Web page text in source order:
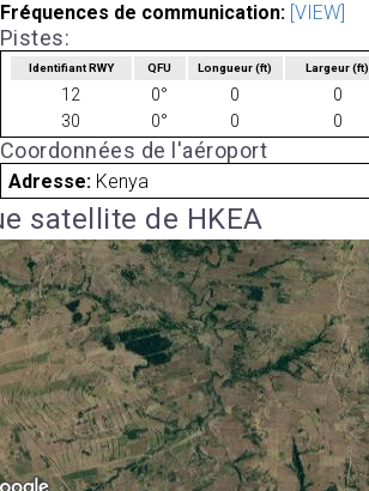
Fréquences de communication: [VIEW]
Pistes:
Identifiant RWY QFU Longueur(ft) Largeur(ft)
12 0° 0 0
30
0° 0 0
Coordonnées de l'aéroport
Adresse: Kenya
satellite de HKEA